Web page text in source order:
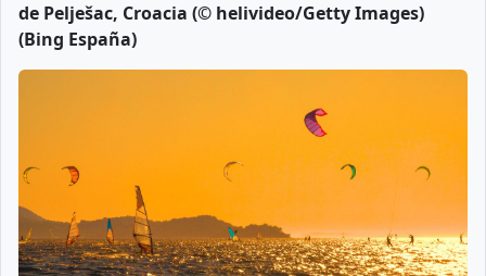
de Pelješac, Croacia (© helivideo/Getty Images)
(Bing España)